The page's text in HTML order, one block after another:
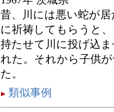
昔、川には悪い蛇が
に祈祷してもらうと
持たせて川に投げ込
れた。それから子供
た。
類似事例